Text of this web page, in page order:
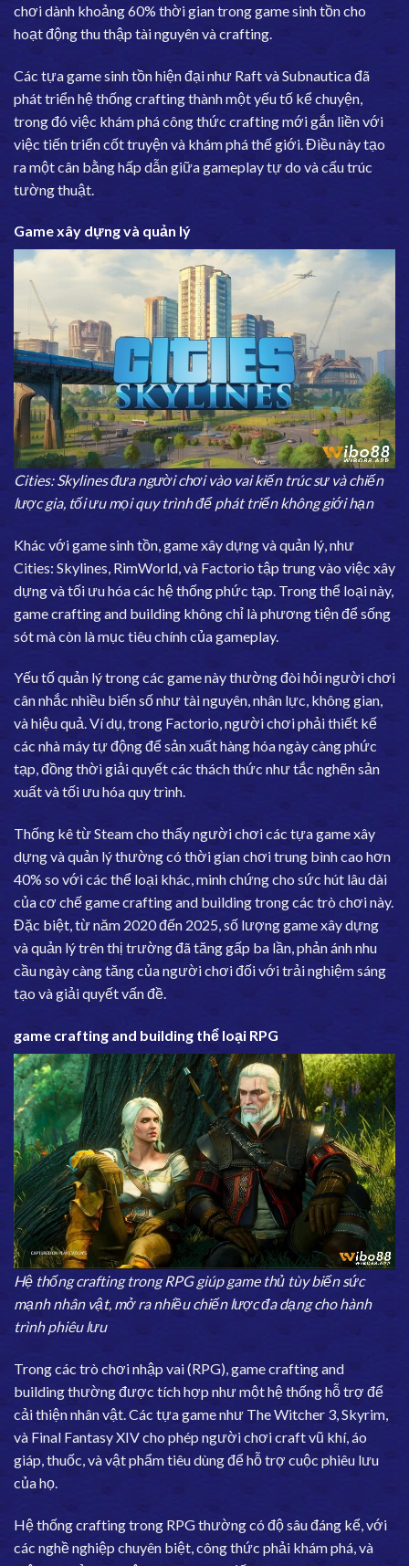
chơi dành khoảng 60% thời gian trong game sinh tồn cho
hoạt động thu thập tài nguyên và crafting.
Các tựa game sinh tồn hiện đại như Raft vàSubnauticađã
phát triển hệ thống crafting thành một yếu tố kể chuyện,
trong đó việc khám phá công thức crafting mới gắn liền với
việc tiến triển cốt truyện và khám phá thế giới. Điều này tạo
ra một cân bằng hấp dẫn giữa gameplay tự do và cấu trúc
tường thuật.
Game xây dựng và quản lý
Cities: Skylines đưa người chơi vào vai kiến trúc sư và chiến
lược gia, tối ưu mọi quy trình để phát triển không giới hạn
Khác với game sinh tồn, game xây dựng và quản lý, như
Cities: Skylines, RimWorld, và Factorio tập trung vào việc xây
dựng và tối ưu hóa các hệ thống phức tạp. Trong thể loại này,
game crafting and building không chỉ là phương tiện để sống
sót mà còn là mục tiêu chính của gameplay.
Yếu tố quản lý trong các game này thường đòi hỏi người chơi
cân nhắc nhiều biến số như tài nguyên, nhân lực, không gian,
và hiệu quả. Ví dụ, trong Factorio, người chơi phải thiết kế
các nhà máy tự động để sản xuất hàng hóa ngày càng phức
tạp, đồng thời giải quyết các thách thức như tắc nghẽn sản
xuất và tối ưu hóa quy trình.
Thống kê từ Steam cho thấy người chơi các tựa game xây
dựng và quản lý thường có thời gian chơi trung bình cao hơn
40% so với các thể loại khác, minh chứng cho sức hút lâu dài
của cơ chế game crafting and building trong các trò chơi này.
Đặc biệt, từ năm 2020 đến 2025, số lượng game xây dựng
và quản lý trên thị trường đã tăng gấp ba lần, phản ánh nhu
cầu ngày càng tăng của người chơi đối với trải nghiệm sáng
tạo và giải quyết vấn đề.
game crafting and building thể loại RPG
Hệ thống crafting trong RPG giúp game thủ tùy biến sức
mạnh nhân vật, mở ra nhiều chiến lược đa dạng cho hành
trình phiêu lưu
Trong các trò chơi nhập vai (RPG), game crafting and
building thường được tích hợp như một hệ thống hỗ trợ để
cải thiện nhân vật. Các tựa game như The Witcher 3, Skyrim,
và Final Fantasy XIV cho phép người chơi craft vũ khí, áo
giáp, thuốc, và vật phẩm tiêu dùng để hỗ trợ cuộc phiêu lưu
của họ.
Hệ thống crafting trong RPG thường có độ sâu đáng kể, với
các nghề nghiệp chuyên biệt, công thức phải khám phá, và